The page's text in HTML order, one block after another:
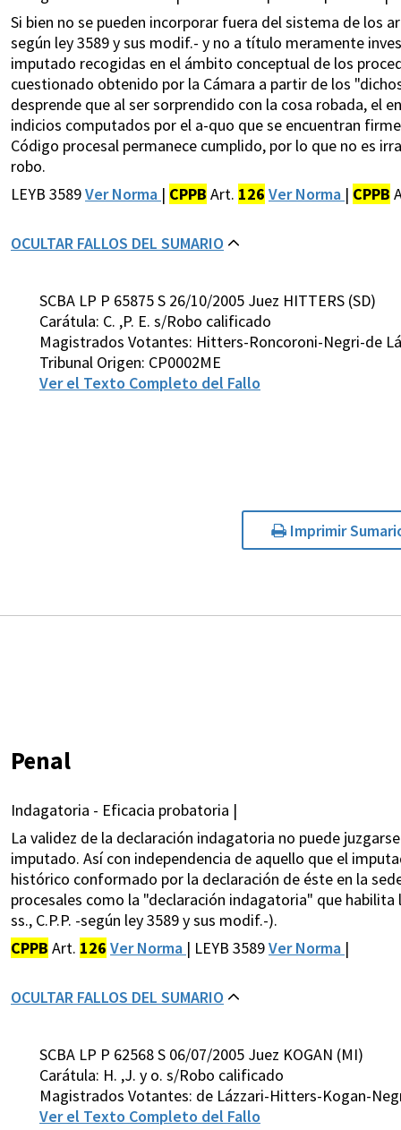
Si bien no se pueden incorporar fuera del sistema de los
según ley 3589 y sus modif.- y no a título meramente
imputado recogidas en el ámbito conceptual de los
cuestionado obtenido por la Cámara a partir de los
desprende que al ser sorprendido con la cosa robada, el
indicios computados por el a-quo que se encuentran
Código procesal permanece cumplido, por lo que no es
robo.
LEYB 3589Ver Norma | CPPB Art. 126 Ver Norma | CPPB
OCULTAR FALLOS DEL SUMARIO
SCBA LP P 65875 S 26/10/2005 Juez HITTERS (SD)
Carátula: C. ,P. E. s/Robo calificado
Magistrados Votantes: Hitters-Roncoroni-Negri-de
Tribunal Origen: CP0002ME
Ver el Texto Completo del Fallo
Imprimir
Penal
Indagatoria - Eficacia probatoria |
La validez de la declaración indagatoria no puede
imputado. Así con independencia de aquello que el
histórico conformado por la declaración de éste en la
procesales como la "declaración indagatoria" que
ss., C.P.P. -según ley 3589 y sus modif.-).
CPPB Art. 126 Ver Norma | LEYB 3589Ver Norma |
OCULTAR FALLOS DEL SUMARIO
SCBA LP P 62568 S 06/07/2005 Juez KOGAN (MI)
Carátula: H. ,J. y o. s/Robo calificado
Magistrados Votantes: de Lázzari-Hitters-Kogan-
Ver el Texto Completo del Fallo